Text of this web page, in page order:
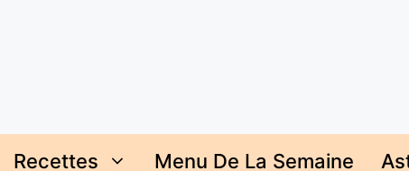
Recettes Menu De La Semaine